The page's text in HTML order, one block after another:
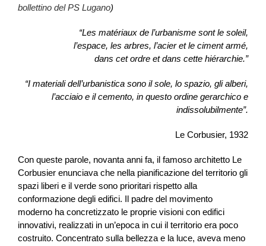
bollettino del PS Lugano)
“Les matériaux de l’urbanisme sont le soleil,
l’espace, les arbres, l’acier et le ciment armé,
dans cet ordre et dans cette hiérarchie.”
“I materiali dell’urbanistica sono il sole, lo spazio, gli alberi,
l’acciaio e il cemento, in questo ordine gerarchico e
indissolubilmente”.
Le Corbusier, 1932
Con queste parole, novanta anni fa, il famoso architetto Le
Corbusier enunciava che nella pianificazione del territorio gli
spazi liberi e il verde sono prioritari rispetto alla
conformazione degli edifici. Il padre del movimento
moderno ha concretizzato le proprie visioni con edifici
innovativi, realizzati in un’epoca in cui il territorio era poco
costruito. Concentrato sulla bellezza e la luce, aveva meno